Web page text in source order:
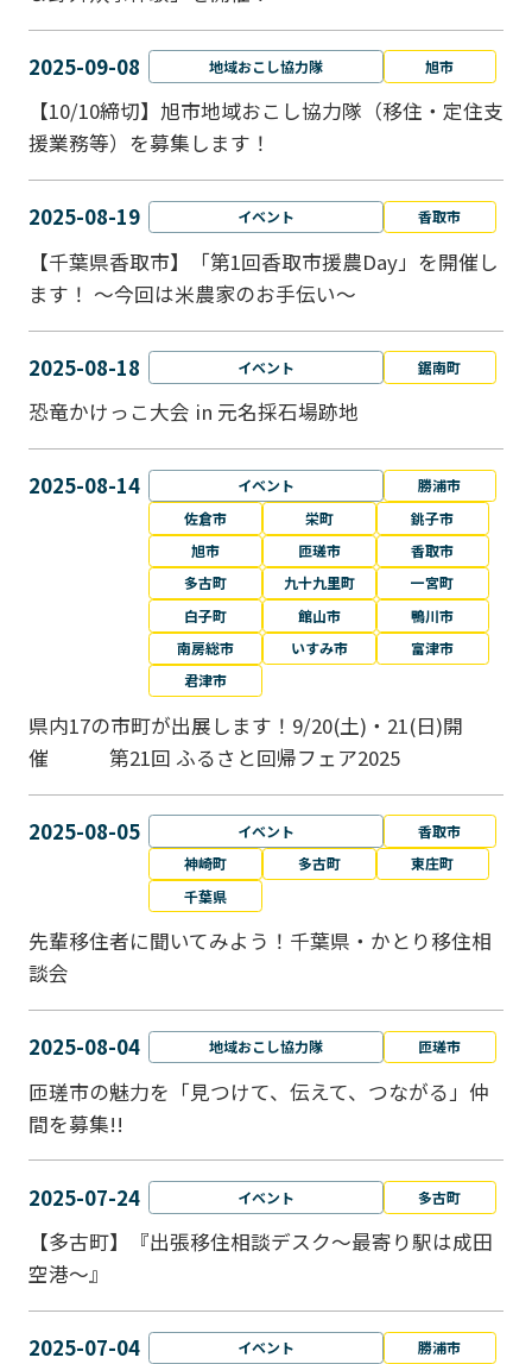
2025-09-08 地域おこし協力隊 旭市
【10/10締切】旭市地域おこし協力隊（移住・定住支
援業務等）を募集します！
2025-08-19 イベント 香取市
【千葉県香取市】「第1回香取市援農Day」を開催し
ます！ ～今回は米農家のお手伝い～
2025-08-18 イベント 鋸南町
恐竜かけっこ大会 in 元名採石場跡地
2025-08-14 イベント
勝浦市
佐倉市
栄町
銚子市
旭市
匝瑳市
香取市
多古町
九十九里町
一宮町
白子町
館山市
鴨川市
南房総市
いすみ市
富津市
君津市
県内17の市町が出展します！9/20(土)・21(日)開
催 第21回 ふるさと回帰フェア2025
2025-08-05 イベント
香取市
神崎町
多古町
東庄町
千葉県
先輩移住者に聞いてみよう！千葉県・かとり移住相
談会
2025-08-04 地域おこし協力隊 匝瑳市
匝瑳市の魅力を「見つけて、伝えて、つながる」仲
間を募集!!
2025-07-24 イベント 多古町
【多古町】『出張移住相談デスク～最寄り駅は成田
空港～』
2025-07-04 イベント 勝浦市